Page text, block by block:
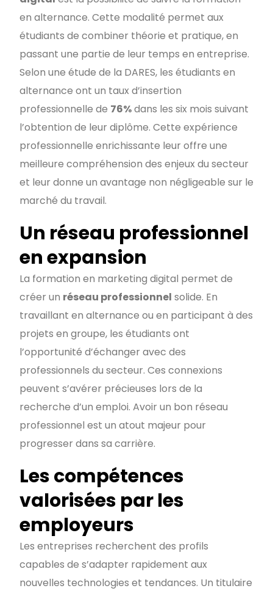
en alternance. Cette modalité permet aux
étudiants de combiner théorie et pratique, en
passant une partie de leur temps en entreprise.
Selon une étude de la DARES, les étudiants en
alternance ont un taux d’insertion
professionnelle de 76%dans les six mois suivant
l’obtention de leur diplôme. Cette expérience
professionnelle enrichissante leur offre une
meilleure compréhension des enjeux du secteur
et leur donne un avantage non négligeable sur le
marché du travail.
Un réseau professionnel
en expansion
La formation en marketing digital permet de
créer un réseau professionnel solide. En
travaillant en alternance ou en participant à des
projets en groupe, les étudiants ont
l’opportunité d’échanger avec des
professionnels du secteur. Ces connexions
peuvent s’avérer précieuses lors de la
recherche d’un emploi. Avoir un bon réseau
professionnel est un atout majeur pour
progresser dans sa carrière.
Les compétences
valorisées par les
employeurs
Les entreprises recherchent des profils
capables de s’adapter rapidement aux
nouvelles technologies et tendances. Un titulaire